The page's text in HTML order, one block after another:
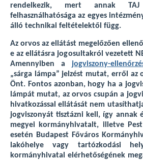
rendelkezik, mert annak
felhasználhatósága az egyes
álló technikai feltételektől függ.
Az orvos az ellátást megelőzően
e az ellátásra jogosultakról vezetett
Amennyiben a jogviszony-
„sárga lámpa” jelzést mutat, erről az
Önt. Fontos azonban, hogy ha a
lámpát mutat, az orvos csupán a
hivatkozással ellátását nem
jogviszonyát tisztázni kell, így annak
megyei kormányhivatalt, illetve
esetén Budapest Főváros
lakóhelye vagy tartózkodási
kormányhivatal elérhetőségének